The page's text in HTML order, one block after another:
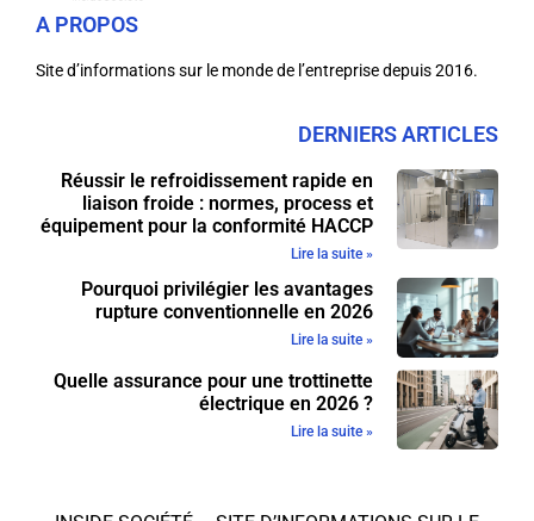
A PROPOS
Site d’informations sur le monde de l’entreprise depuis 2016.
DERNIERS ARTICLES
Réussir le refroidissement rapide en
liaison froide : normes, process et
équipement pour la conformité HACCP
Lire la suite »
Pourquoi privilégier les avantages
rupture conventionnelle en 2026
Lire la suite »
Quelle assurance pour une trottinette
électrique en 2026 ?
Lire la suite »